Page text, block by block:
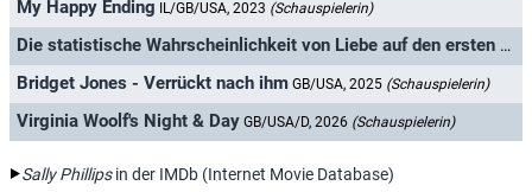
My Happy Ending IL/GB/USA, 2023 (Schauspielerin)
Die statistische Wahrscheinlichkeit von Liebe auf den ersten Blick
Bridget Jones - Verrückt nach ihm GB/USA, 2025 (Schauspielerin)
Virginia Woolf's Night & Day GB/USA/D, 2026 (Schauspielerin)
Sally Phillipsin der IMDb (Internet Movie Database)